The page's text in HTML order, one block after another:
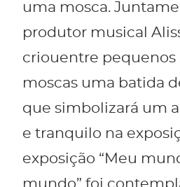
uma mosca.
produtor musical
criouentre pequenos
moscas uma batida
que simbolizará um
e tranquilo na
exposição “Meu
mundo” foi